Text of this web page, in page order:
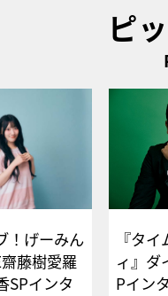
ピ
！げーみん
藤樹愛羅
SPインタ
『タ
ィ』ダ
Pイ